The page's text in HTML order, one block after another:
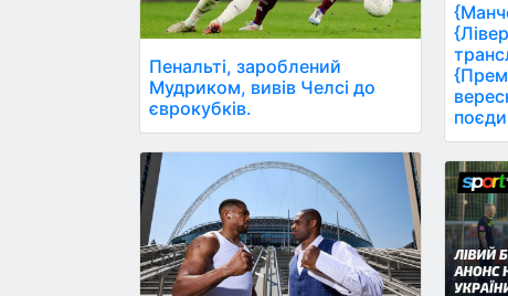
Пенальті, зароблений
Мудриком, вивів Челсі до
єврокубків.